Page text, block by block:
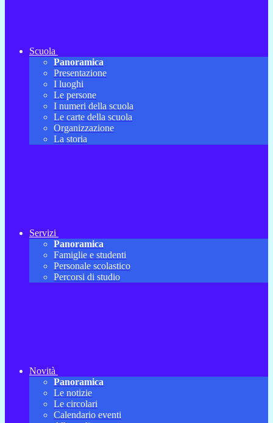
Scuola
Panoramica
Presentazione
I luoghi
Le persone
I numeri della scuola
Le carte della scuola
Organizzazione
La storia
Servizi
Panoramica
Famiglie e studenti
Personale scolastico
Percorsi di studio
Novità
Panoramica
Le notizie
Le circolari
Calendario eventi